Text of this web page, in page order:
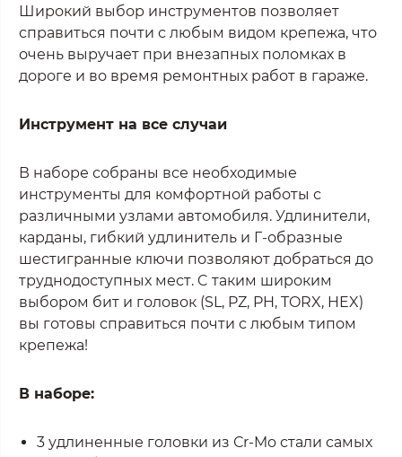
Широкий выбор инструментов позволяет
справиться почти с любым видом крепежа, что
очень выручает при внезапных поломках в
дороге и во время ремонтных работ в гараже.
Инструмент на все случаи
В наборе собраны все необходимые
инструменты для комфортной работы с
различными узлами автомобиля. Удлинители,
карданы, гибкий удлинитель и Г-образные
шестигранные ключи позволяют добраться до
труднодоступных мест. C таким широким
выбором бит и головок (SL, PZ, PH, TORX, HEX)
вы готовы справиться почти с любым типом
крепежа!
В наборе:
3 удлиненные головки из Сr-Mo стали самых